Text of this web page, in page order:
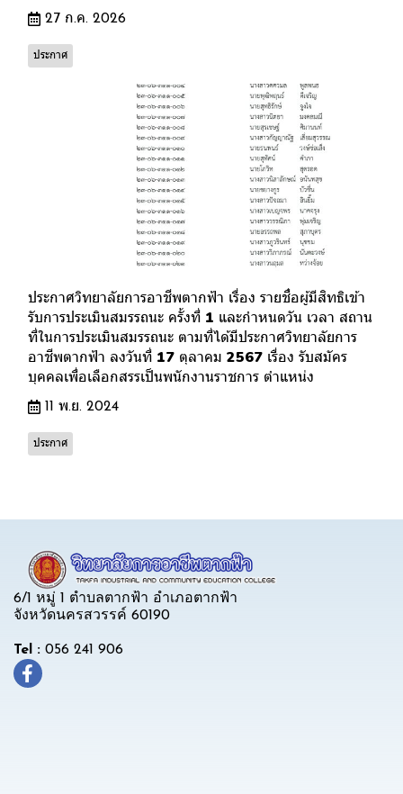
27 ก.ค. 2026
ประกาศ
ประกาศวิทยาลัยการอาชีพตากฟ้า เรื่อง รายชื่อผู้มีสิทธิเข้า
รับการประเมินสมรรถนะ ครั้งที่ 1 และกำหนดวัน เวลา สถาน
ที่ในการประเมินสมรรถนะ ตามที่ได้มีประกาศวิทยาลัยการ
อาชีพตากฟ้า ลงวันที่ 17 ตุลาคม 2567 เรื่อง รับสมัคร
บุคคลเพื่อเลือกสรรเป็นพนักงานราชการ ตำแหน่ง
11 พ.ย. 2024
ประกาศ
6/1 หมู่ 1 ตำบลตากฟ้า อำเภอตากฟ้า
จังหวัดนครสวรรค์ 60190
Tel : 056 241 906